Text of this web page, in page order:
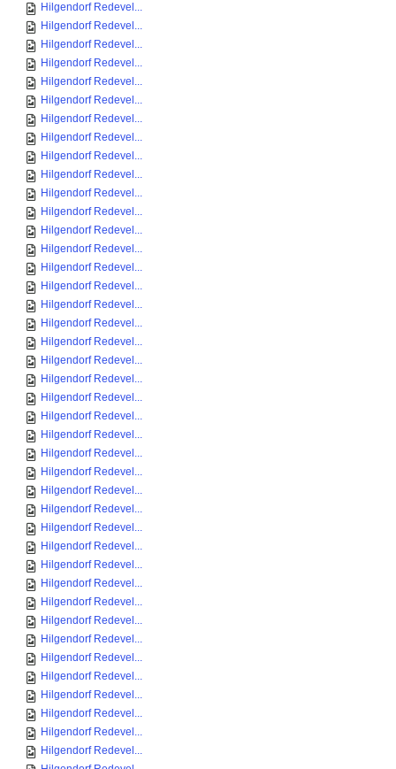
Hilgendorf Redevel...
Hilgendorf Redevel...
Hilgendorf Redevel...
Hilgendorf Redevel...
Hilgendorf Redevel...
Hilgendorf Redevel...
Hilgendorf Redevel...
Hilgendorf Redevel...
Hilgendorf Redevel...
Hilgendorf Redevel...
Hilgendorf Redevel...
Hilgendorf Redevel...
Hilgendorf Redevel...
Hilgendorf Redevel...
Hilgendorf Redevel...
Hilgendorf Redevel...
Hilgendorf Redevel...
Hilgendorf Redevel...
Hilgendorf Redevel...
Hilgendorf Redevel...
Hilgendorf Redevel...
Hilgendorf Redevel...
Hilgendorf Redevel...
Hilgendorf Redevel...
Hilgendorf Redevel...
Hilgendorf Redevel...
Hilgendorf Redevel...
Hilgendorf Redevel...
Hilgendorf Redevel...
Hilgendorf Redevel...
Hilgendorf Redevel...
Hilgendorf Redevel...
Hilgendorf Redevel...
Hilgendorf Redevel...
Hilgendorf Redevel...
Hilgendorf Redevel...
Hilgendorf Redevel...
Hilgendorf Redevel...
Hilgendorf Redevel...
Hilgendorf Redevel...
Hilgendorf Redevel...